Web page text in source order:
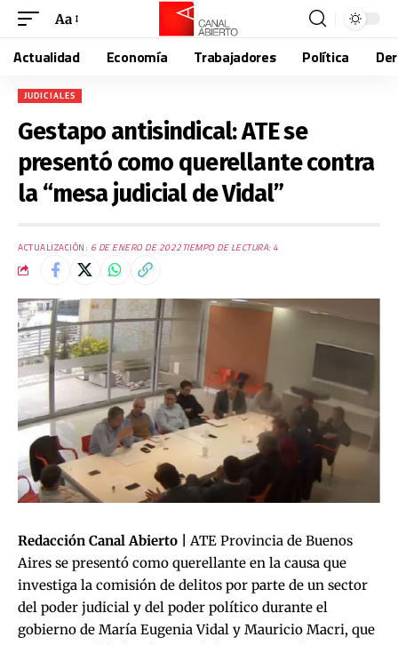
Aa
Actualidad Economía Trabajadores Política
JUDICIALES
Gestapo antisindical: ATE se
presentó como querellante contra
la “mesa judicial de Vidal”
ACTUALIZACIÓN: 6 DE ENERO DE 2022TIEMPO DE LECTURA: 4
Redacción Canal Abierto |
ATE Provincia de Buenos
Aires se presentó como querellante en la causa que
investiga la comisión de delitos por parte de un sector
del poder judicial y del poder político durante el
gobierno de María Eugenia Vidal y Mauricio Macri, que